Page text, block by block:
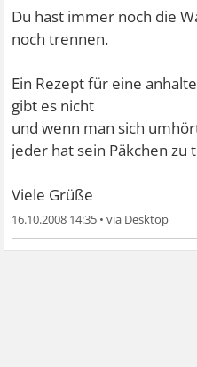
Du hast immer noch die
noch trennen.
Ein Rezept für eine
gibt es nicht
und wenn man sich
jeder hat sein Päkchen zu
Viele Grüße
16.10.2008 14:35 •